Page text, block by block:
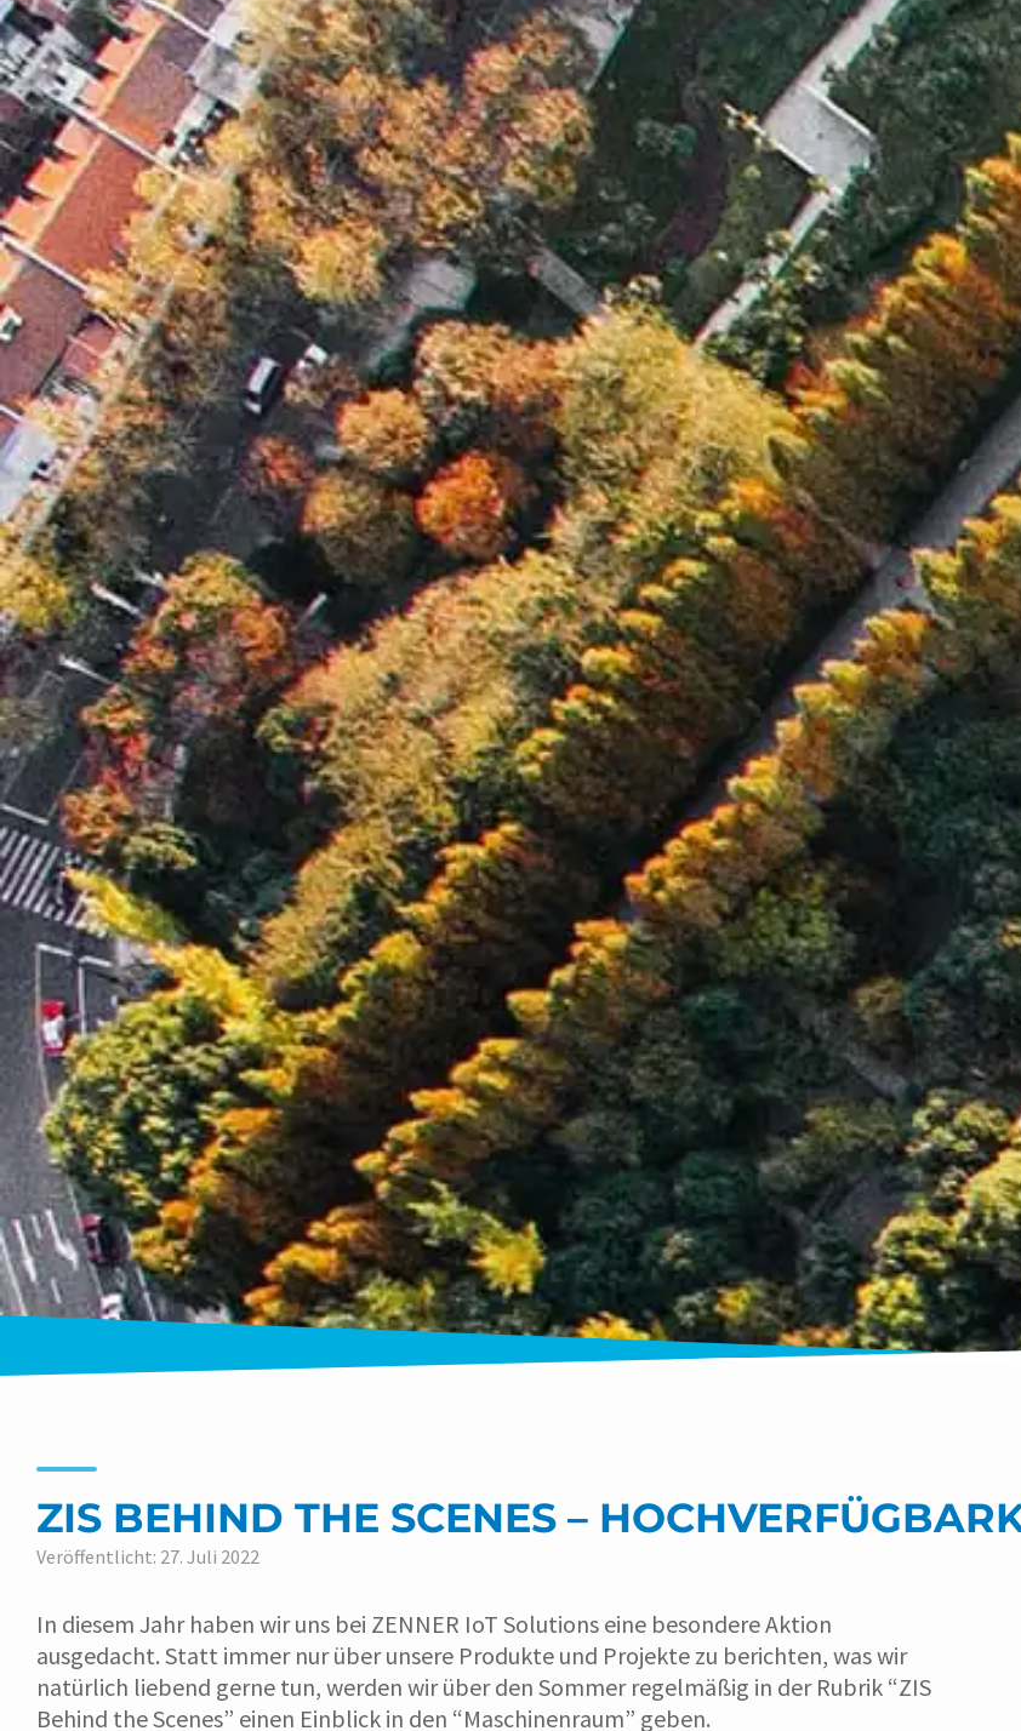
ZIS BEHIND THE SCENES –
Veröffentlicht: 27. Juli 2022
In diesem Jahr haben wir uns bei ZENNER IoT Solutions eine besondere Aktion
ausgedacht. Statt immer nur über unsere Produkte und Projekte zu berichten, was wir
natürlich liebend gerne tun, werden wir über den Sommer regelmäßig in der Rubrik “ZIS
Behind the Scenes” einen Einblick in den “Maschinenraum” geben.